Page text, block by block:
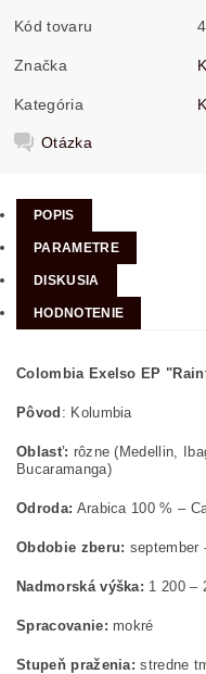
Kód tovaru
Značka
Kategória
Otázka
POPIS
PARAMETRE
DISKUSIA
HODNOTENIE
Colombia Exelso EP
Pôvod : Kolumbia
Oblasť: rôzne (Medellin,
Bucaramanga)
Odroda: Arabica 100 % –
Obdobie zberu: september
Nadmorská výška: 1 200 –
Spracovanie: mokré
Stupeň praženia: stredne